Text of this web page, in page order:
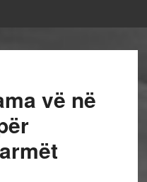
vë në